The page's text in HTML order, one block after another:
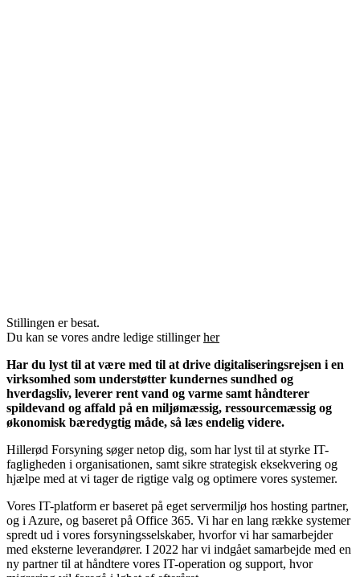
Stillingen er besat.
Du kan se vores andre ledige stillingerher
Har du lyst til at være med til at drive digitaliseringsrejsen i en
virksomhed som understøtter kundernes sundhed og
hverdagsliv, leverer rent vand og varme samt håndterer
spildevand og affald på en miljømæssig, ressourcemæssig og
økonomisk bæredygtig måde, så læs endelig videre.
Hillerød Forsyning søger netop dig, som har lyst til at styrke IT-
fagligheden i organisationen, samt sikre strategisk eksekvering og
hjælpe med at vi tager de rigtige valg og optimere vores systemer.
Vores IT-platform er baseret på eget servermiljø hos hosting partner,
og i Azure, og baseret på Office 365. Vi har en lang række systemer
spredt ud i vores forsyningsselskaber, hvorfor vi har samarbejder
med eksterne leverandører. I 2022 har vi indgået samarbejde med en
ny partner til at håndtere vores IT-operation og support, hvor